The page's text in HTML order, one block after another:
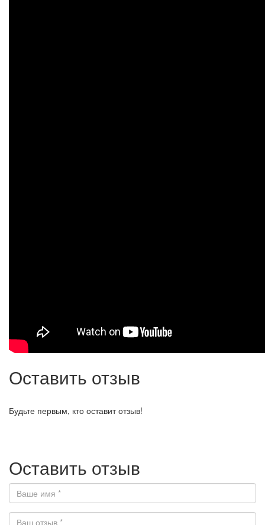
Оставить отзыв
Будьте первым, кто оставит отзыв!
Оставить отзыв